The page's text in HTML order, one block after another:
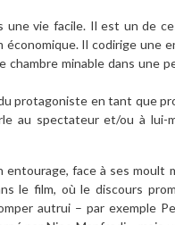
vie facile. Il est un de
Il codirige une
chambre minable dans une
protagoniste en tant que
au spectateur et/ou à lui-
face à ses moult
le film, où le discours
autrui – par exemple